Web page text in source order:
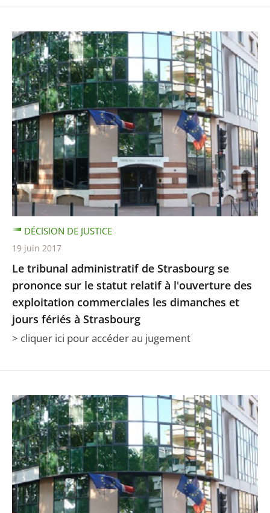
Le tribunal administratif de Strasbourg se
prononce sur le statut relatif à l'ouverture des
exploitation commerciales les dimanches et
jours fériés à Strasbourg
> cliquer ici pour accéder au jugement
DÉCISION DE JUSTICE
19 juin 2017